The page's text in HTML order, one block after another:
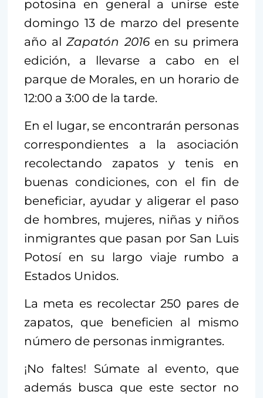
potosina en general a unirse este
domingo 13 de marzo del presente
año alZapatón 2016en su primera
edición, a llevarse a cabo en el
parque de Morales, en un horario de
12:00 a 3:00 de la tarde.
En el lugar, se encontrarán personas
correspondientes a la asociación
recolectando zapatos y tenis en
buenas condiciones, con el fin de
beneficiar, ayudar y aligerar el paso
de hombres, mujeres, niñas y niños
inmigrantes que pasan por San Luis
Potosí en su largo viaje rumbo a
Estados Unidos.
La meta es recolectar 250 pares de
zapatos, que beneficien al mismo
número de personas inmigrantes.
¡No faltes! Súmate al evento, que
además busca que este sector no